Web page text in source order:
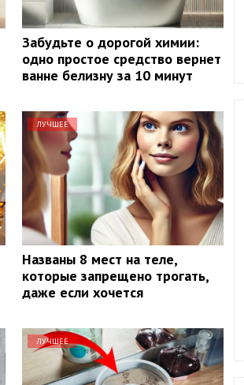
Забудьте о дорогой химии:
одно простое средство вернет
ванне белизну за 10 минут
ЛУЧШЕЕ
Названы 8 мест на теле,
которые запрещено трогать,
даже если хочется
ЛУЧШЕЕ